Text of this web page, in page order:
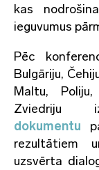
kas
ieguvumus
Pēc
Bulgāriju,
Maltu,
Zviedriju
dokumentu
rezultātiem
uzsvērta